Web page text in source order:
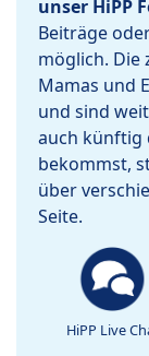
unser HiPP
Beiträge
möglich. Die
Mamas und
und sind
auch künftig
bekommst,
über
Seite.
HiPP Live